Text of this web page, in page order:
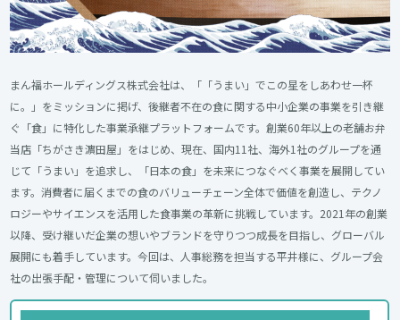
まん福ホールディングス株式会社は、「「うまい」でこの星をしあわせ一杯
に。」をミッションに掲げ、後継者不在の食に関する中小企業の事業を引き継
ぐ「食」に特化した事業承継プラットフォームです。創業60年以上の老舗お弁
当店「ちがさき濵田屋」をはじめ、現在、国内11社、海外1社のグループを通
じて「うまい」を追求し、「日本の食」を未来につなぐべく事業を展開してい
ます。消費者に届くまでの食のバリューチェーン全体で価値を創造し、テクノ
ロジーやサイエンスを活用した食事業の革新に挑戦しています。2021年の創業
以降、受け継いだ企業の想いやブランドを守りつつ成長を目指し、グローバル
展開にも着手しています。今回は、人事総務を担当する平井様に、グループ会
社の出張手配・管理について伺いました。